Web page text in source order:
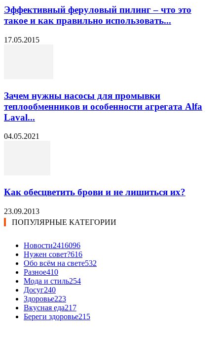
Эффективный феруловый пилинг – что это
такое и как правильно использовать...
17.05.2015
Зачем нужны насосы для промывки
теплообменников и особенности агрегата Alfa
Laval...
04.05.2021
Как обесцветить брови и не лишиться их?
23.09.2013
ПОПУЛЯРНЫЕ КАТЕГОРИИ
Новости2416096
Нужен совет?616
Обо всём на свете532
Разное410
Мода и стиль254
Досуг240
Здоровье223
Вкусная еда217
Береги здоровье215